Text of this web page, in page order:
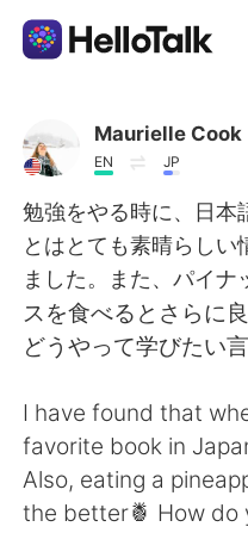
AI Grammar
ไทย
English
繁體中文
العربية
Maurielle Cook
EN JP
勉強をやる時に、日本
とはとても素晴らしい
ました。また、パイナ
スを食べるとさらに
どうやって学びたい
I have found that
favorite book in
Also, eating a
the better🍍 How do